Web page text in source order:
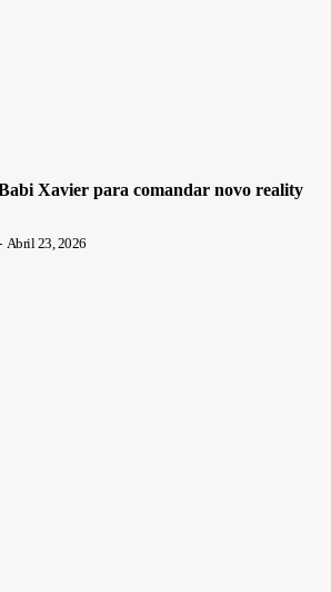
Xavier para comandar novo reality
Abril 23, 2026